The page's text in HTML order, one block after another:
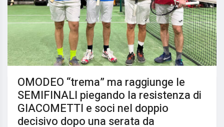
OMODEO “trema” ma raggiunge le
SEMIFINALI piegando la resistenza di
GIACOMETTI e soci nel doppio
decisivo dopo una serata da